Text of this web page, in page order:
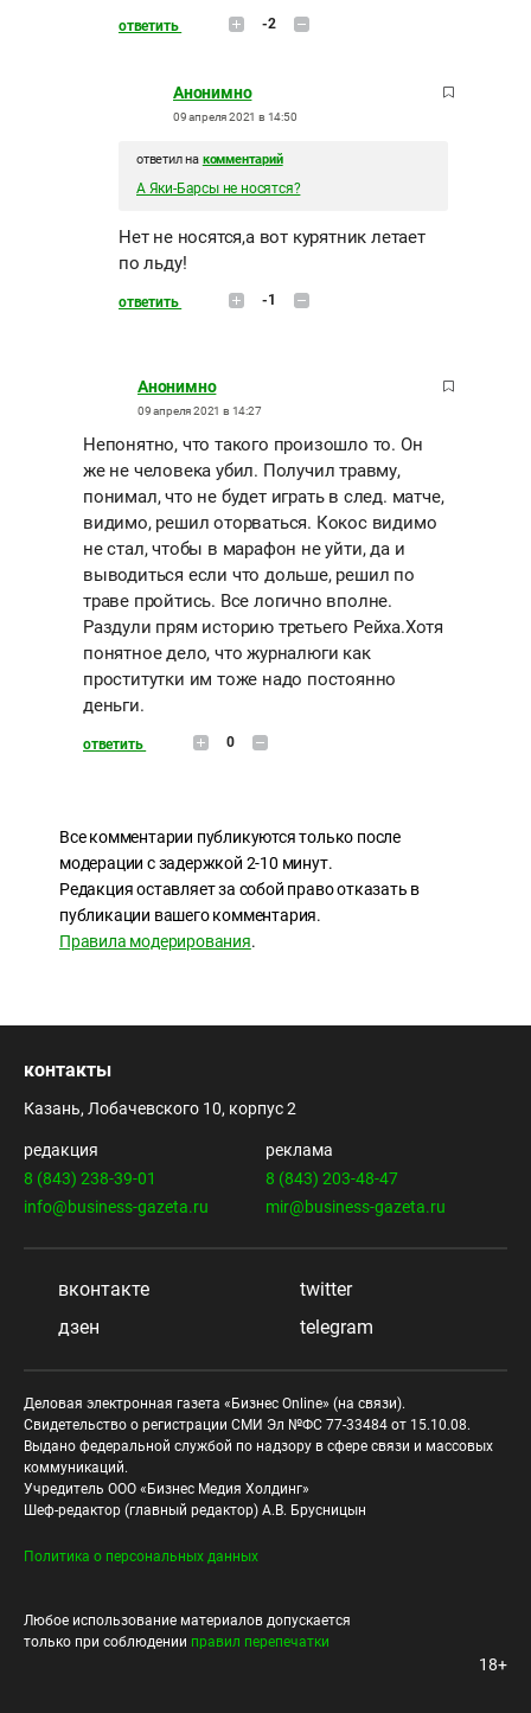
ответить -2
Анонимно
09 апреля 2021 в 14:50
ответил на комментарий
А Яки-Барсы не носятся?
Нет не носятся,а вот курятник летает
по льду!
ответить -1
Анонимно
09 апреля 2021 в 14:27
Непонятно, что такого произошло то. Он
же не человека убил. Получил травму,
понимал, что не будет играть в след. матче,
видимо, решил оторваться. Кокос видимо
не стал, чтобы в марафон не уйти, да и
выводиться если что дольше, решил по
траве пройтись. Все логично вполне.
Раздули прям историю третьего Рейха.Хотя
понятное дело, что журналюги как
проститутки им тоже надо постоянно
деньги.
ответить 0
Все комментарии публикуются только после
модерации с задержкой 2-10 минут.
Редакция оставляет за собой право отказать в
публикации вашего комментария.
Правила модерирования.
контакты
Казань, Лобачевского 10, корпус 2
редакция
8 (843) 238-39-01
info@business-gazeta.ru
реклама
8 (843) 203-48-47
mir@business-gazeta.ru
вконтакте
twitter
дзен
telegram
Деловая электронная газета «Бизнес Online» (на связи).
Свидетельство о регистрации СМИ Эл №ФС 77-33484 от 15.10.08.
Выдано федеральной службой по надзору в сфере связи и массовых
коммуникаций.
Учредитель ООО «Бизнес Медия Холдинг»
Шеф-редактор (главный редактор) А.В. Брусницын
Политика о персональных данных
Любое использование материалов допускается
только при соблюдении правил перепечатки
18+